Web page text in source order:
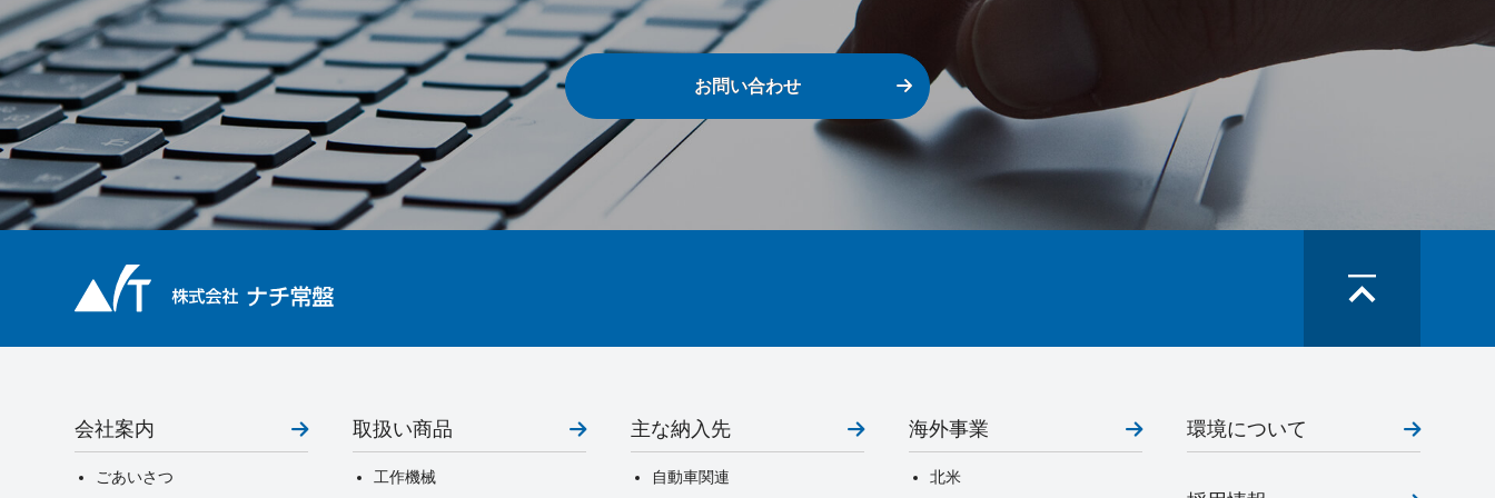
お問い合わせ
会社案内
ごあいさつ
取扱い商品
工作機械
主な納入先
自動車関連
海外事業
北米
環境について